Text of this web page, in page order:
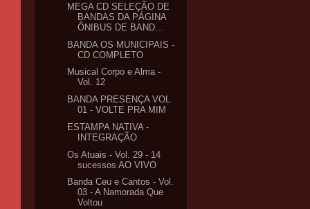
MEGA CD SELEÇÃO DE
BANDAS DA PÁGINA
ÔNIBUS DE BAND...
BANDA OS MUNICIPAIS -
CD COMPLETO
Musical Corpo e Alma -
Vol. 12
BANDA PRESENÇA VOL.
01 - VOLTE PRA MIM
ESTAMPA NATIVA -
INTEGRAÇÃO
Os Atuais - Vol. 29 - 14
sucessos AO VIVO
Banda Ceu e Cantos - Vol.
03 - A Namorada Que
Voltou